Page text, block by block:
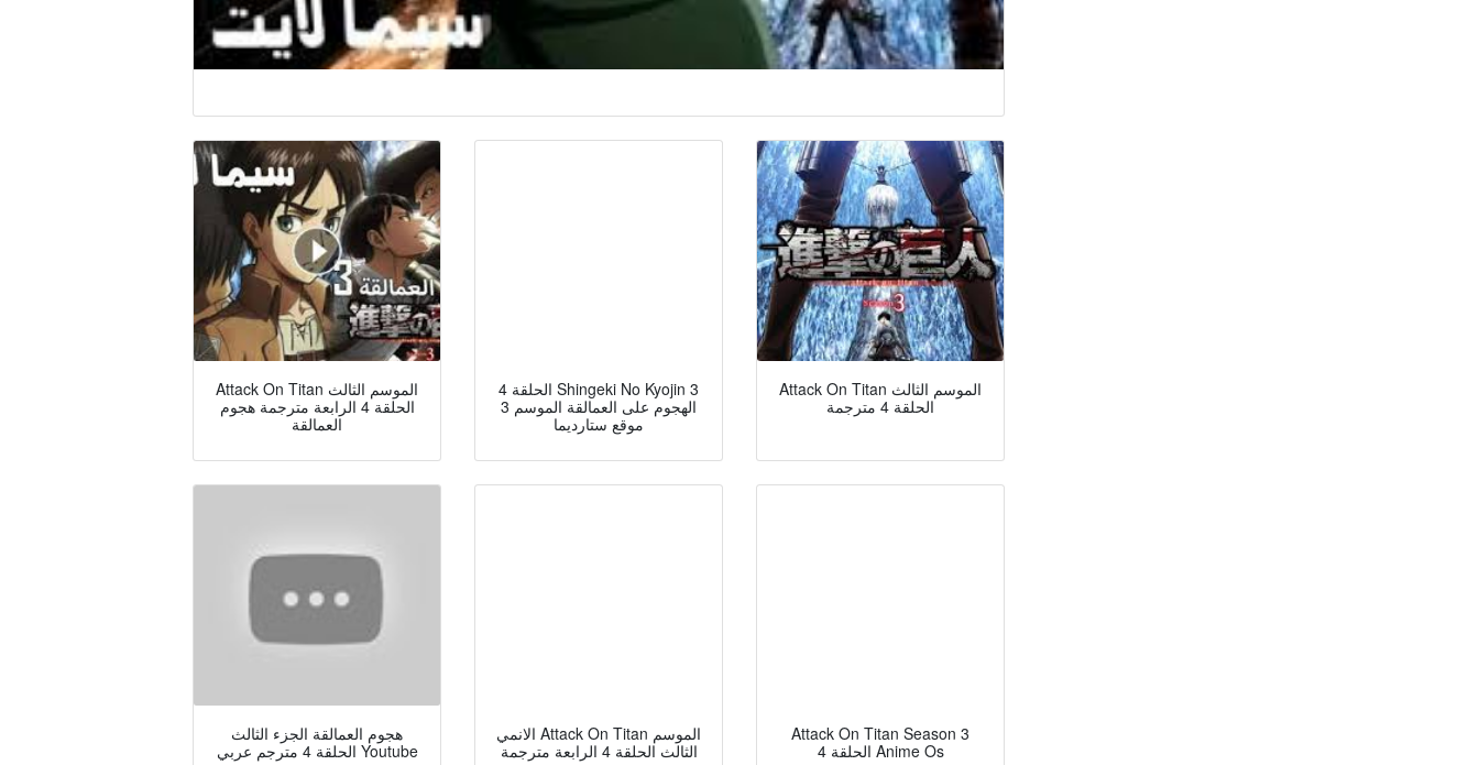
Attack On Titan الموسم الثالث
الحلقة 4 الرابعة مترجمة هجوم
العمالقة
الحلقة 4 Shingeki No Kyojin 3
الهجوم على العمالقة الموسم 3
موقع ستارديما
Attack On Titan الموسم الثالث
الحلقة 4 مترجمة
هجوم العمالقة الجزء الثالث
الحلقة 4 مترجم عربي Youtube
الانمي Attack On Titan الموسم
الثالث الحلقة 4 الرابعة مترجمة
Attack On Titan Season 3
الحلقة 4 Anime Os